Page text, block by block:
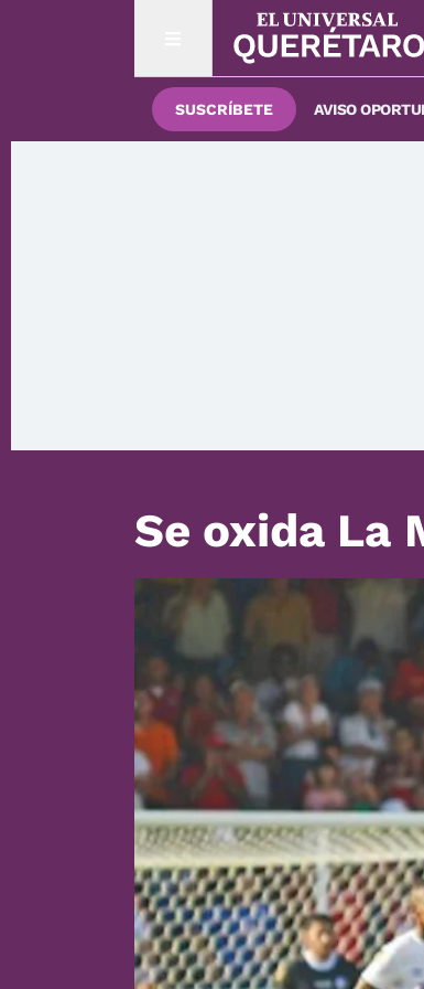
SUSCRÍBETE AVISO
Se oxida La